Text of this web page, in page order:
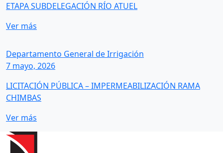
ETAPA SUBDELEGACIÓN RÍO ATUEL
Ver más
Departamento General de Irrigación
7 mayo, 2026
LICITACIÓN PÚBLICA – IMPERMEABILIZACIÓN RAMA
CHIMBAS
Ver más